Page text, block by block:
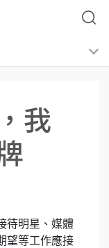
我
待明星、媒體
望等工作應接